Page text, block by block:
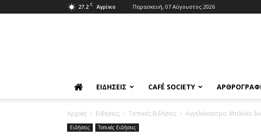
27.2 C Αγρίνιο Παρασκευή, 07 Αύγουστος 2026
ΕΙΔΉΣΕΙΣ CAFÉ SOCIETY
Αρχική Ειδήσεις Τοπικές Ειδήσεις Αγγελόκαστρο: Μπλόκο
Ειδήσεις Τοπικές Ειδήσεις